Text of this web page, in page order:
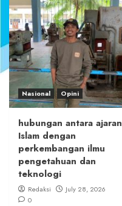
Nasional Opini
hubungan antara ajaran
Islam dengan
perkembangan ilmu
pengetahuan dan
teknologi
Redaksi
July 28, 2026
0